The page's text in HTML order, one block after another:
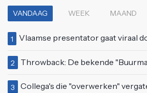
VANDAAG WEEK MAAND
1 Vlaamse presentator gaat viraal door bizarre vertoning op live
2 Throwback: De bekende "Buurman, wat doet u nu?"-
3 Collega's die "overwerken" vergaten de